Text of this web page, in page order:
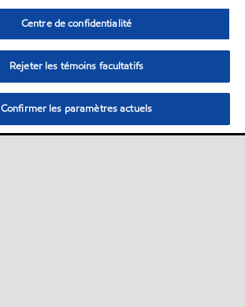
Centre de confidentialité
Rejeter les témoins facultatifs
Confirmer les paramètres actuels